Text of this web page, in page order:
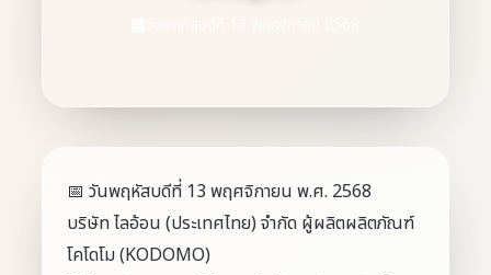
📅 วันพฤหัสบดีที่ 13 พฤศจิกายน พ.ศ. 2568
บริษัท ไลอ้อน (ประเทศไทย) จำกัด ผู้ผลิตผลิตภัณฑ์
โคโดโม (KODOMO)